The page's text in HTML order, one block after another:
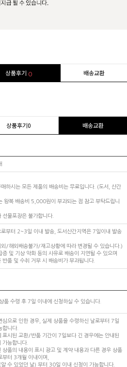
상품후기 0 배송교환
상품후기0 배송교환
매하시는 모든 제품의 배송비는 무료입니다. (도서, 산간
왕복 배송비 5,000원이 부과되는 점 참고 부탁드립니
선물포장은 불가합니다.
로부터 2~3일 이내 발송, 도서산간지역은 7일이내 발송
외/해외배송불가/재고상황에 따라 변경될 수 있습니다.)
증 및 기상 악화 등의 사유로 배송이 지연될 수 있으며
반품 및 수취 거부 시 배송비가 부과됩니다.
품 수령 후 7일 이내에 신청하실 수 있습니다.
심으로 인한 경우, 실제 상품을 수령하신 날로부터 7일
합니다.
표시된 교환/반품 기간이 7일보다 긴 경우에는 안내된
가능합니다.
상품의 내용이 표시 광고 및 계약 내용과 다른 경우 상품
부터 3개월 이내이며,
수 있었던 날) 부터 30일 이내 신청이 가능합니다.